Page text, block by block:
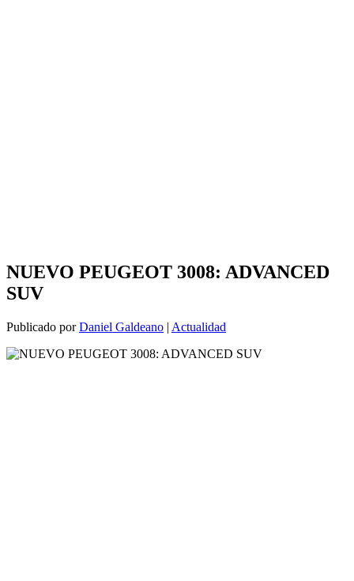
NUEVO PEUGEOT 3008: ADVANCED
SUV
Publicado porDaniel Galdeano | Actualidad